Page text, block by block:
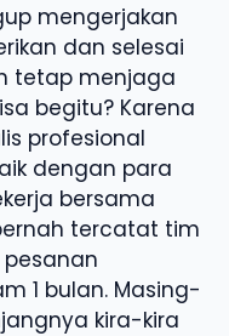
mengerjakan
dan selesai
tetap menjaga
begitu? Karena
profesional
dengan para
bersama
tercatat tim
1 bulan. Masing-
kira-kira